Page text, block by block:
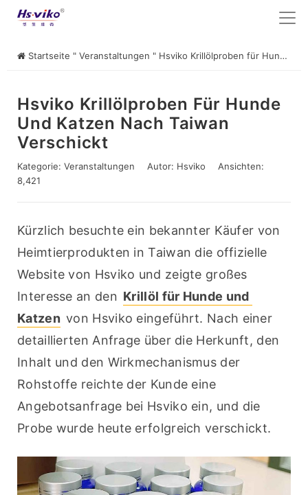
Startseite " Veranstaltungen " Hsviko Krillölproben für Hunde und Katzen nach Taiwan verschickt
Hsviko Krillölproben Für Hunde
Und Katzen Nach Taiwan
Verschickt
Kategorie: Veranstaltungen Autor: Hsviko
Ansichten:
8,421
Kürzlich besuchte ein bekannter Käufer von
Heimtierprodukten in Taiwan die offizielle
Website von Hsviko und zeigte großes
Interesse an den Krillöl für Hunde und
Katzen von Hsviko eingeführt. Nach einer
detaillierten Anfrage über die Herkunft, den
Inhalt und den Wirkmechanismus der
Rohstoffe reichte der Kunde eine
Angebotsanfrage bei Hsviko ein, und die
Probe wurde heute erfolgreich verschickt.